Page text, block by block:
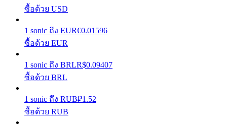
ซื้อด้วย USD
1 sonic ถึง EUR€0.01596
ซื้อด้วย EUR
1 sonic ถึง BRLR$0.09407
ซื้อด้วย BRL
1 sonic ถึง RUB₽1.52
ซื้อด้วย RUB